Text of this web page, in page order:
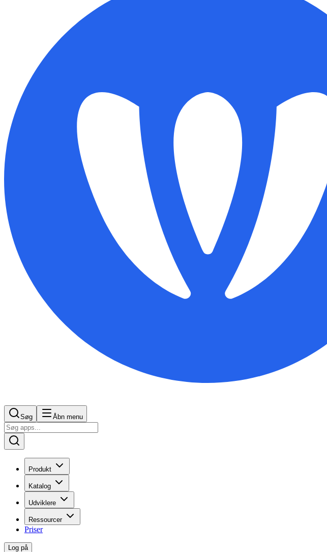
Søg Åbn menu
Produkt
Katalog
Udviklere
Ressourcer
Priser
Log på